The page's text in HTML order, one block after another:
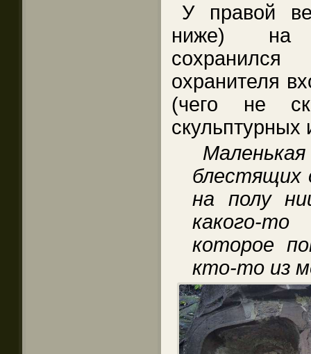
У правой
ниже) на
охранителя
(чего не
скульптурных
блестящих
на полу
какого-
которое
кто-то из